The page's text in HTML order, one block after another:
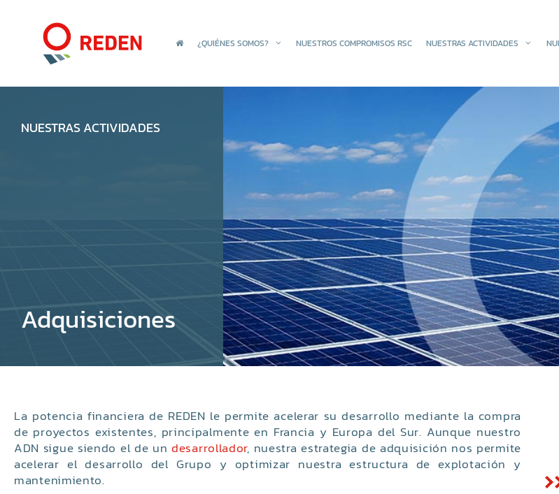
¿QUIÉNES SOMOS? NUESTROS COMPROMISOS RSC NUESTRAS ACTIVIDADES
NUESTRAS ACTIVIDADES
Adquisiciones
La potencia financiera de REDEN le permite acelerar su desarrollo mediante la compra
de proyectos existentes, principalmente en Francia y Europa del Sur. Aunque nuestro
ADN sigue siendo el de undesarrollador, nuestra estrategia de adquisición nos permite
acelerar el desarrollo del Grupo y optimizar nuestra estructura de explotación y
mantenimiento.